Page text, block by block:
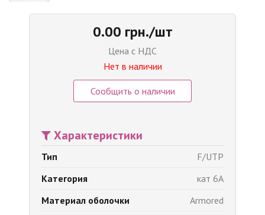
0.00 грн./шт
Цена с НДС
Нет в наличии
Сообщить о наличии
Характеристики
Тип
F/UTP
Категория
кат 6A
Материал оболочки
Armored